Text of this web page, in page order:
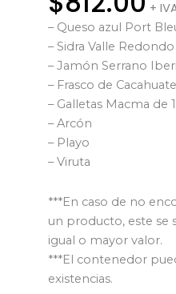
+
– Queso azul Port
– Sidra Valle
– Jamón Serrano
– Frasco de
– Galletas Macma de
– Arcón
– Playo
– Viruta
***En caso de no
un producto, este se
igual o mayor valor.
***El contenedor
existencias.